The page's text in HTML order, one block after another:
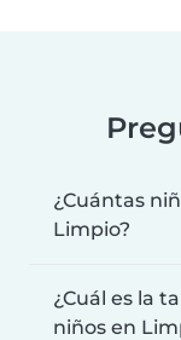
¿Cuántas
Limpio?
¿Cuál es la
niños en